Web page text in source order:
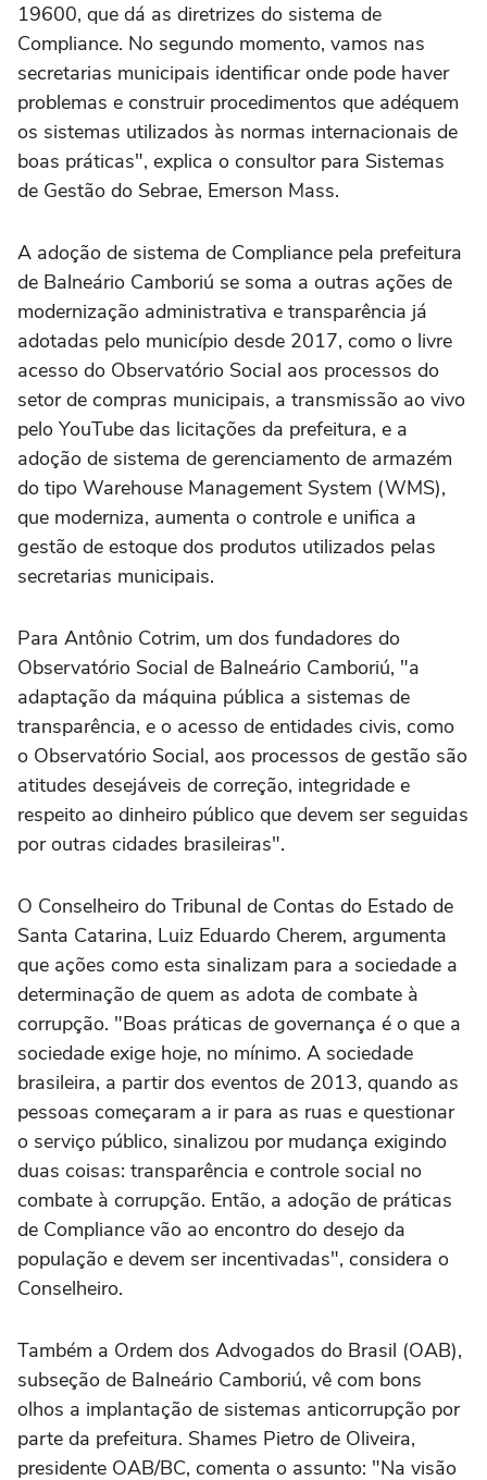
19600, que dá as diretrizes do sistema de
Compliance. No segundo momento, vamos nas
secretarias municipais identificar onde pode haver
problemas e construir procedimentos que adéquem
os sistemas utilizados às normas internacionais de
boas práticas", explica o consultor para Sistemas
de Gestão do Sebrae, Emerson Mass.
A adoção de sistema de Compliance pela prefeitura
de Balneário Camboriú se soma a outras ações de
modernização administrativa e transparência já
adotadas pelo município desde 2017, como o livre
acesso do Observatório Social aos processos do
setor de compras municipais, a transmissão ao vivo
pelo YouTube das licitações da prefeitura, e a
adoção de sistema de gerenciamento de armazém
do tipo Warehouse Management System (WMS),
que moderniza, aumenta o controle e unifica a
gestão de estoque dos produtos utilizados pelas
secretarias municipais.
Para Antônio Cotrim, um dos fundadores do
Observatório Social de Balneário Camboriú, "a
adaptação da máquina pública a sistemas de
transparência, e o acesso de entidades civis, como
o Observatório Social, aos processos de gestão são
atitudes desejáveis de correção, integridade e
respeito ao dinheiro público que devem ser seguidas
por outras cidades brasileiras".
O Conselheiro do Tribunal de Contas do Estado de
Santa Catarina, Luiz Eduardo Cherem, argumenta
que ações como esta sinalizam para a sociedade a
determinação de quem as adota de combate à
corrupção. "Boas práticas de governança é o que a
sociedade exige hoje, no mínimo. A sociedade
brasileira, a partir dos eventos de 2013, quando as
pessoas começaram a ir para as ruas e questionar
o serviço público, sinalizou por mudança exigindo
duas coisas: transparência e controle social no
combate à corrupção. Então, a adoção de práticas
de Compliance vão ao encontro do desejo da
população e devem ser incentivadas", considera o
Conselheiro.
Também a Ordem dos Advogados do Brasil (OAB),
subseção de Balneário Camboriú, vê com bons
olhos a implantação de sistemas anticorrupção por
parte da prefeitura. Shames Pietro de Oliveira,
presidente OAB/BC, comenta o assunto: "Na visão